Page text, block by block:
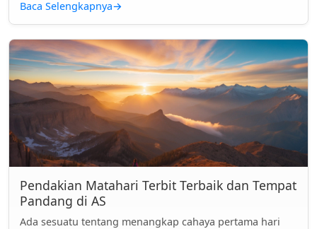
Baca Selengkapnya→
Pendakian Matahari Terbit Terbaik dan Tempat
Pandang di AS
Ada sesuatu tentang menangkap cahaya pertama hari